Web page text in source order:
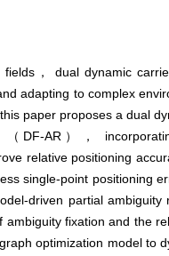
， dual dynamic
adapting to complex
paper proposes a dual
（DF-AR），
relative positioning
single-point positioning
driven partial ambiguity
fixation and the
optimization model to